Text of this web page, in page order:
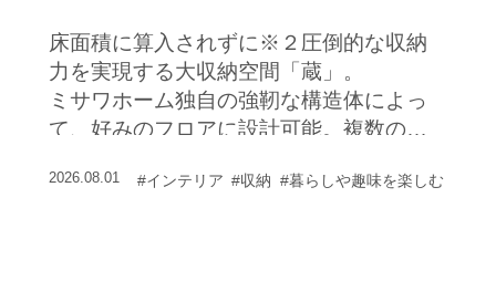
床面積に算入されずに※２圧倒的な収納
力を実現する大収納空間「蔵」。
ミサワホーム独自の強靭な構造体によっ
て、好みのフロアに設計可能。複数の
2026.08.01 #インテリア #収納 #暮らしや趣味を楽しむ